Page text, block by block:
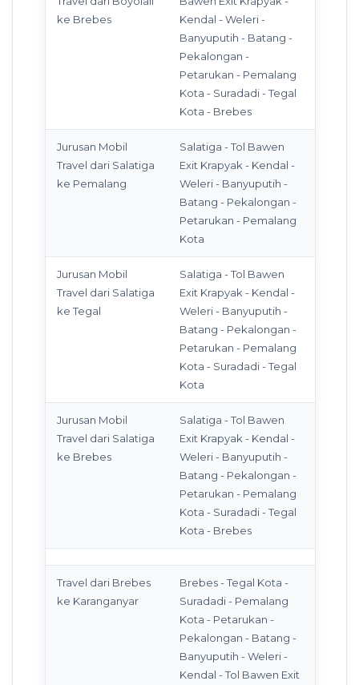
ke Brebes
Kendal - Weleri -
Banyuputih - Batang -
Pekalongan -
Petarukan - Pemalang
Kota - Suradadi - Tegal
Kota - Brebes
Jurusan Mobil
Travel dari Salatiga
ke Pemalang
Salatiga - Tol Bawen
Exit Krapyak - Kendal -
Weleri - Banyuputih -
Batang - Pekalongan -
Petarukan - Pemalang
Kota
Jurusan Mobil
Travel dari Salatiga
ke Tegal
Salatiga - Tol Bawen
Exit Krapyak - Kendal -
Weleri - Banyuputih -
Batang - Pekalongan -
Petarukan - Pemalang
Kota - Suradadi - Tegal
Kota
Jurusan Mobil
Travel dari Salatiga
ke Brebes
Salatiga - Tol Bawen
Exit Krapyak - Kendal -
Weleri - Banyuputih -
Batang - Pekalongan -
Petarukan - Pemalang
Kota - Suradadi - Tegal
Kota - Brebes
Travel dari Brebes
ke Karanganyar
Brebes - Tegal Kota -
Suradadi - Pemalang
Kota - Petarukan -
Pekalongan - Batang -
Banyuputih - Weleri -
Kendal - Tol Bawen Exit